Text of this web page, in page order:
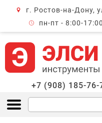
г. Ростов-на-Дону,
пн-пт - 8:00-17:00
+7 (908) 185-76-
Открыть меню